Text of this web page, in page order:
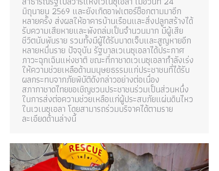
มิถุนายน 2569 และยังเกิดอาฟเตอร์ช็อกตามมาอีก
หลายครั้ง ส่งผลให้อาคารบ้านเรือนและสิ่งปลูกสร้างได้
รับความเสียหายและพังถล่มเป็นจำนวนมาก มีผู้เสีย
ชีวิตนับพันราย รวมทั้งมีผู้ได้รับบาดเจ็บและสูญหายอีก
หลายหมื่นราย ปัจจุบัน รัฐบาลเวเนซุเอลาได้ประกาศ
ภาวะฉุกเฉินแห่งชาติ ขณะที่กาชาดเวเนซุเอลากำลังเร่ง
ให้ความช่วยเหลือด้านมนุษยธรรมแก่ประชาชนที่ได้รับ
ผลกระทบจากภัยพิบัติดังกล่าวอย่างต่อเนื่อง
สภากาชาดไทยขอเชิญชวนประชาชนร่วมเป็นส่วนหนึ่ง
ในการส่งต่อความช่วยเหลือแก่ผู้ประสบภัยแผ่นดินไหว
ในเวเนซุเอลา โดยสามารถร่วมบริจาคได้ตามราย
ละเอียดด้านล่างนี้